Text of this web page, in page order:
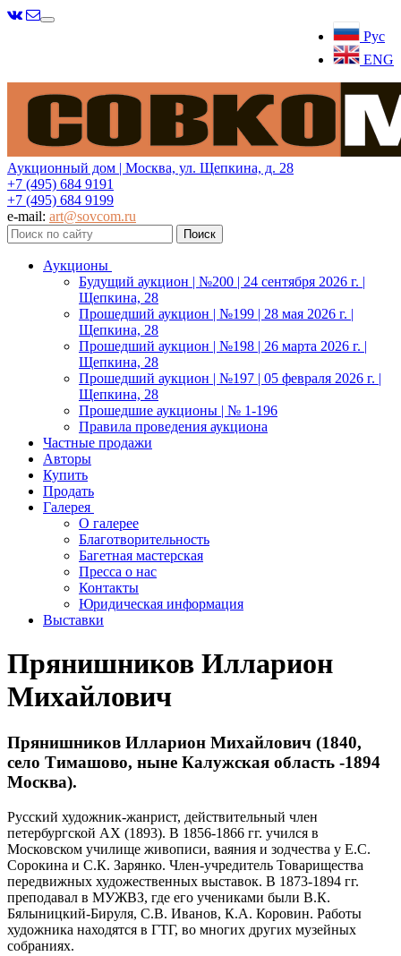
Рус
ENG
Меню
Аукционный дом | Москва, ул. Щепкина, д. 28
+7 (495) 684 9191
+7 (495) 684 9199
e-mail: art@sovcom.ru
Аукционы
Будущий аукцион | №200 | 24 сентября 2026 г. |
Щепкина, 28
Прошедший аукцион | №199 | 28 мая 2026 г. |
Щепкина, 28
Прошедший аукцион | №198 | 26 марта 2026 г. |
Щепкина, 28
Прошедший аукцион | №197 | 05 февраля 2026 г. |
Щепкина, 28
Прошедшие аукционы | № 1-196
Правила проведения аукциона
Частные продажи
Авторы
Купить
Продать
Галерея
О галерее
Благотворительность
Багетная мастерская
Пресса о нас
Контакты
Юридическая информация
Выставки
Прянишников Илларион
Михайлович
Прянишников Илларион Михайлович (1840,
село Тимашово, ныне Калужская область -1894
Москва).
Русский художник-жанрист, действительный член
петербургской АХ (1893). В 1856-1866 гг. учился в
Московском училище живописи, ваяния и зодчества у Е.С.
Сорокина и С.К. Зарянко. Член-учредитель Товарищества
передвижных художественных выставок. В 1873-1894 гг.
преподавал в МУЖВЗ, где его учениками были В.К.
Бялыницкий-Бируля, С.В. Иванов, К.А. Коровин. Работы
художника находятся в ГТГ, во многих других музейных
собраниях.